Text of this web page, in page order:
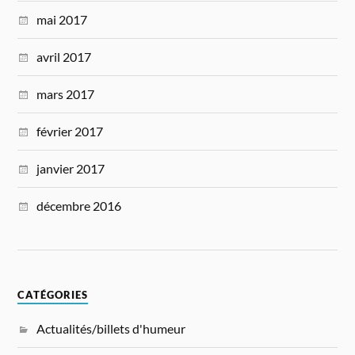
mai 2017
avril 2017
mars 2017
février 2017
janvier 2017
décembre 2016
CATÉGORIES
Actualités/billets d'humeur